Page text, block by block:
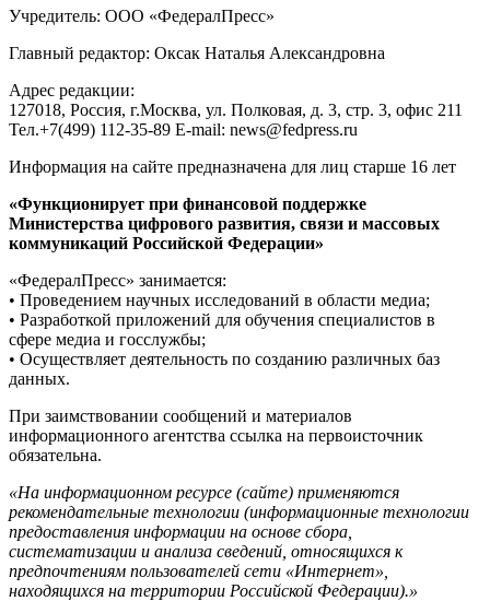
Учредитель: ООО «ФедералПресс»
Главный редактор: Оксак Наталья Александровна
Адрес редакции:
127018, Россия, г.Москва, ул. Полковая, д. 3, стр. 3, офис 211
Тел.+7(499) 112-35-89 E-mail: news@fedpress.ru
Информация на сайте предназначена для лиц старше 16 лет
«Функционирует при финансовой поддержке
Министерства цифрового развития, связи и массовых
коммуникаций Российской Федерации»
«ФедералПресс» занимается:
• Проведением научных исследований в области медиа;
• Разработкой приложений для обучения специалистов в
сфере медиа и госслужбы;
• Осуществляет деятельность по созданию различных баз
данных.
При заимствовании сообщений и материалов
информационного агентства ссылка на первоисточник
обязательна.
«На информационном ресурсе (сайте) применяются
рекомендательные технологии (информационные технологии
предоставления информации на основе сбора,
систематизации и анализа сведений, относящихся к
предпочтениям пользователей сети «Интернет»,
находящихся на территории Российской Федерации).»